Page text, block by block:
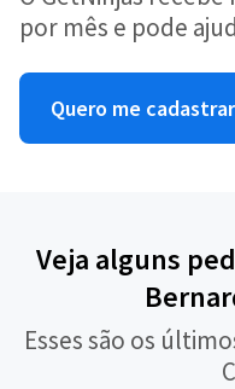
por mês e pode
Quero me cadastrar
Veja alguns
Esses são os